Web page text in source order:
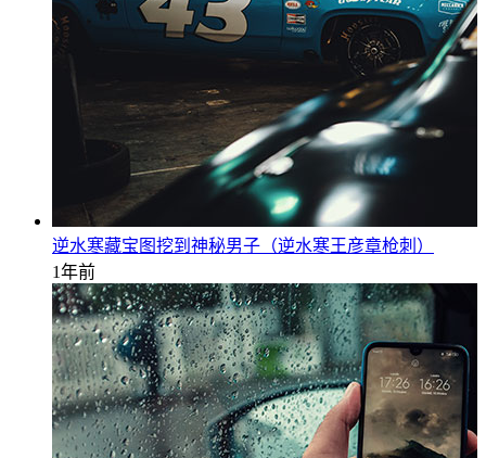
逆水寒藏宝图挖到神秘男子（逆水寒王彦章枪刺）
1年前